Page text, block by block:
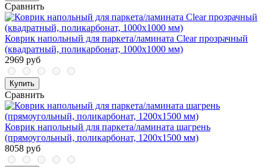
Сравнить
Коврик напольный для паркета/ламината Clear прозрачный
(квадратный, поликарбонат, 1000x1000 мм)
2969 руб
Купить
Сравнить
Коврик напольный для паркета/ламината шагрень
(прямоугольный, поликарбонат, 1200x1500 мм)
8058 руб